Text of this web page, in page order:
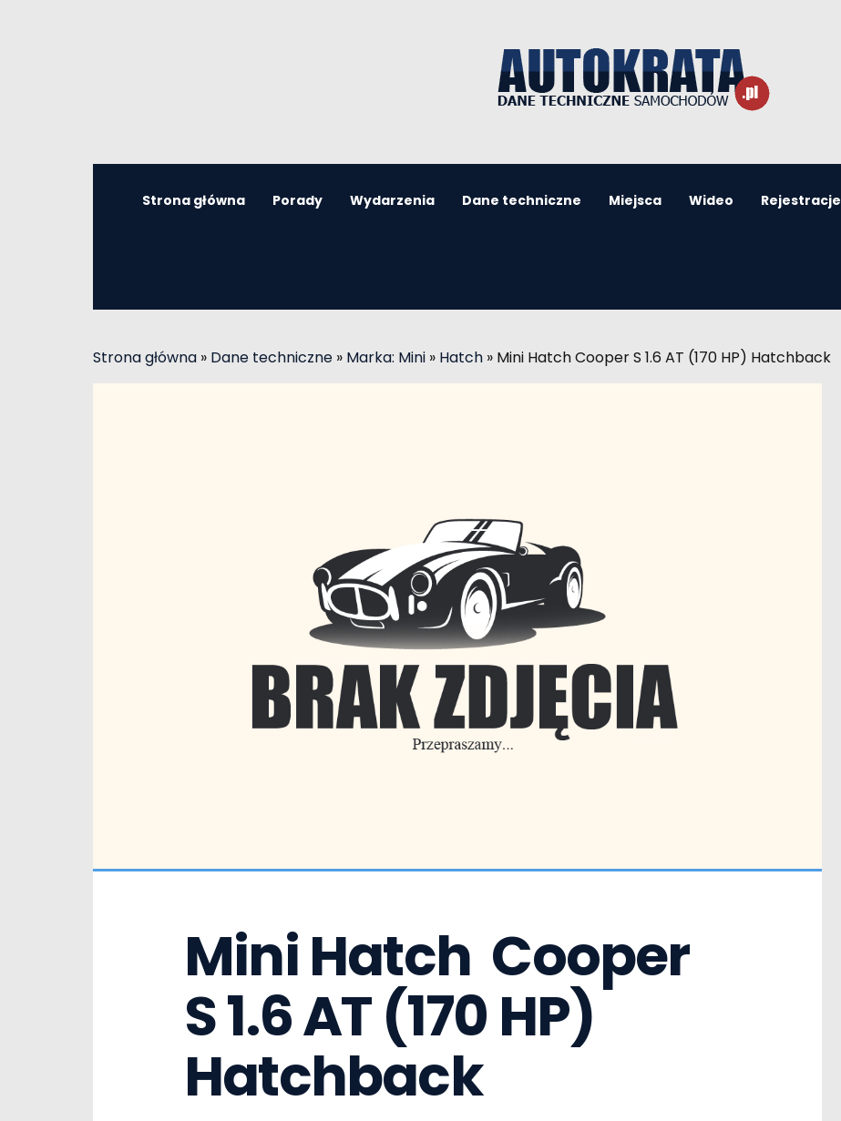
Strona główna Porady Wydarzenia Dane techniczne Miejsca Wideo Rejestracje
Strona główna » Dane techniczne » Marka: Mini » Hatch » Mini Hatch Cooper S 1.6 AT (170 HP) Hatchback
Mini Hatch  Cooper
S 1.6 AT (170 HP)
Hatchback